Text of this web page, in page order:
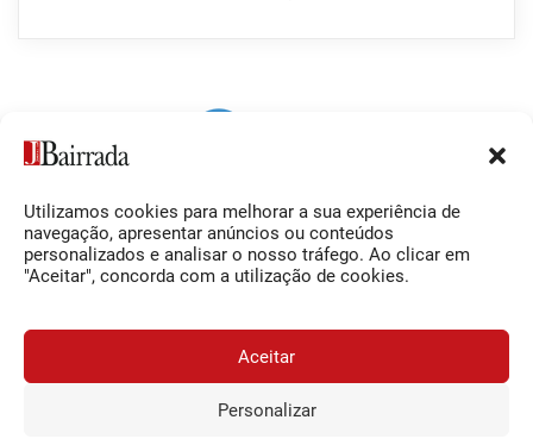
Utilizamos cookies para melhorar a sua experiência de
navegação, apresentar anúncios ou conteúdos
personalizados e analisar o nosso tráfego. Ao clicar em
"Aceitar", concorda com a utilização de cookies.
Aceitar
Personalizar
Siga-nos
Facebook
O Jornal da Bairrada
Contactos
Termos e Condições